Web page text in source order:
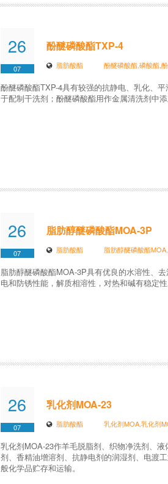
26
07
酚醚磷酸酯TXP-4
脂肪酸酯 酚醚磷酸酯,磷酸酯,
酚醚磷酸酯TXP-4具有较强的抗静电、乳化、
于配制干洗剂；酚醚磷酸酯用作金属清洗剂中
26
07
脂肪醇醚磷酸酯MOA-3P
脂肪酸酯 脂肪醇醚磷酸酯
脂肪醇醚磷酸酯MOA-3P具有优良的水溶性、
电和防锈性能，解质相溶性，对热和碱有稳定性
26
07
乳化剂MOA-23
脂肪酸酯 乳化剂MOA,乳化剂
乳化剂MOA-23作羊毛脱脂剂、织物净洗剂、
剂、香精油增溶剂、抗静电剂的润湿剂、电渡
般化学品贮存和运输。